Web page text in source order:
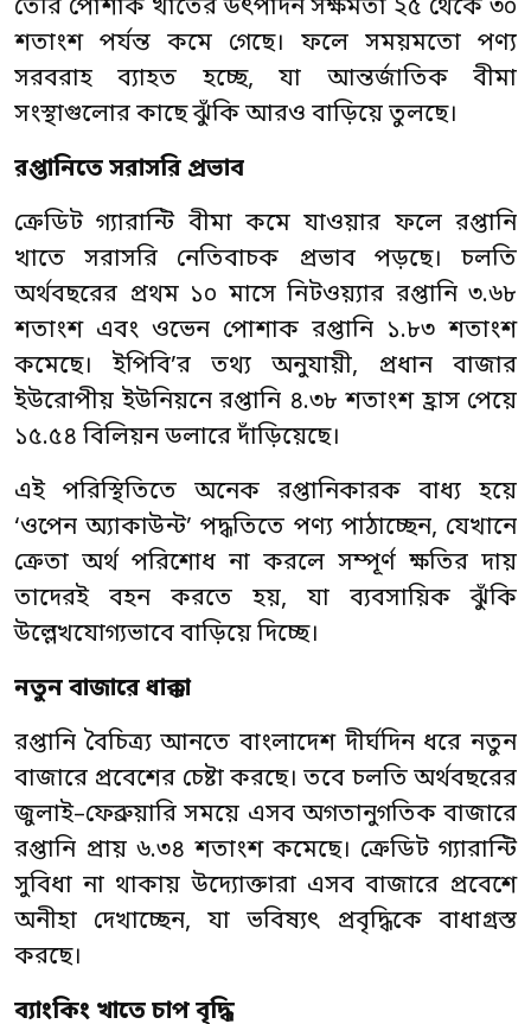
তৈরি পোশাক খাতের উৎপাদন সক্ষমতা ২৫ থেকে ৩০
শতাংশ পর্যন্ত কমে গেছে। ফলে সময়মতো পণ্য
সরবরাহ ব্যাহত হচ্ছে, যা আন্তর্জাতিক বীমা
সংস্থাগুলোর কাছে ঝুঁকি আরও বাড়িয়ে তুলছে।
রপ্তানিতে সরাসরি প্রভাব
ক্রেডিট গ্যারান্টি বীমা কমে যাওয়ার ফলে রপ্তানি
খাতে সরাসরি নেতিবাচক প্রভাব পড়ছে। চলতি
অর্থবছরের প্রথম ১০ মাসে নিটওয়্যার রপ্তানি ৩.৬৮
শতাংশ এবং ওভেন পোশাক রপ্তানি ১.৮৩ শতাংশ
কমেছে। ইপিবি’র তথ্য অনুযায়ী, প্রধান বাজার
ইউরোপীয় ইউনিয়নে রপ্তানি ৪.৩৮ শতাংশ হ্রাস পেয়ে
১৫.৫৪ বিলিয়ন ডলারে দাঁড়িয়েছে।
এই পরিস্থিতিতে অনেক রপ্তানিকারক বাধ্য হয়ে
‘ওপেন অ্যাকাউন্ট’ পদ্ধতিতে পণ্য পাঠাচ্ছেন, যেখানে
ক্রেতা অর্থ পরিশোধ না করলে সম্পূর্ণ ক্ষতির দায়
তাদেরই বহন করতে হয়, যা ব্যবসায়িক ঝুঁকি
উল্লেখযোগ্যভাবে বাড়িয়ে দিচ্ছে।
নতুন বাজারে ধাক্কা
রপ্তানি বৈচিত্র্য আনতে বাংলাদেশ দীর্ঘদিন ধরে নতুন
বাজারে প্রবেশের চেষ্টা করছে। তবে চলতি অর্থবছরের
জুলাই–ফেব্রুয়ারি সময়ে এসব অগতানুগতিক বাজারে
রপ্তানি প্রায় ৬.৩৪ শতাংশ কমেছে। ক্রেডিট গ্যারান্টি
সুবিধা না থাকায় উদ্যোক্তারা এসব বাজারে প্রবেশে
অনীহা দেখাচ্ছেন, যা ভবিষ্যৎ প্রবৃদ্ধিকে বাধাগ্রস্ত
করছে।
ব্যাংকিং খাতে চাপ বৃদ্ধি